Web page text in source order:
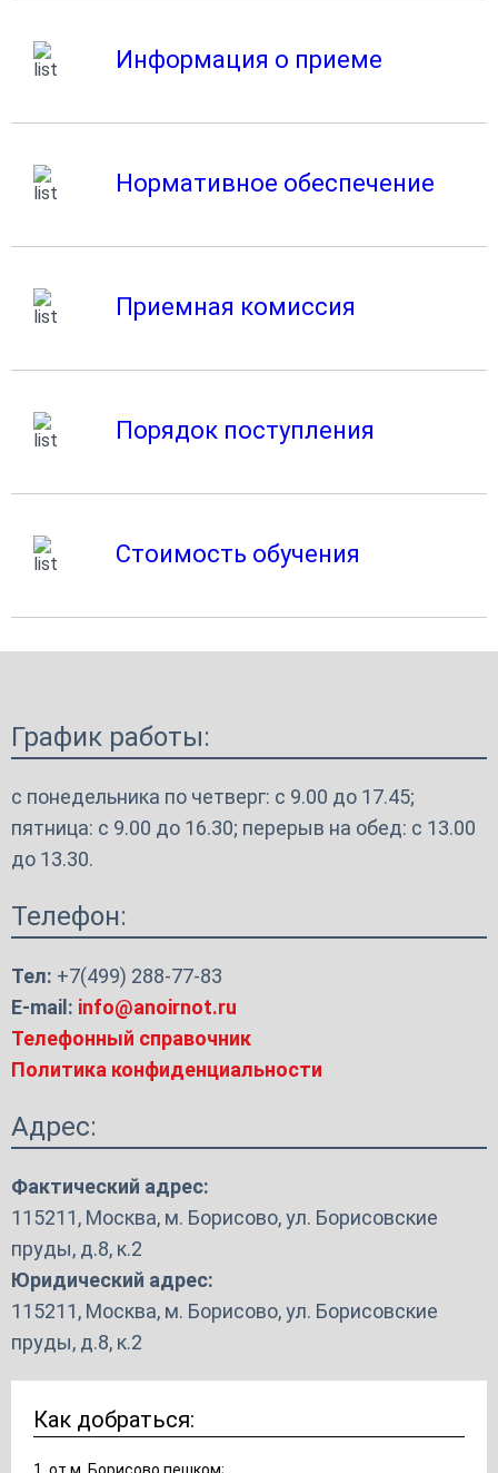
Информация о приеме
Нормативное обеспечение
Приемная комиссия
Порядок поступления
Стоимость обучения
График работы:
с понедельника по четверг: с 9.00 до 17.45;
пятница: с 9.00 до 16.30; перерыв на обед: с 13.00
до 13.30.
Телефон:
Тел: +7(499) 288-77-83
E-mail: info@anoirnot.ru
Телефонный справочник
Политика конфиденциальности
Адрес:
Фактический адрес:
115211, Москва, м. Борисово, ул. Борисовские
пруды, д.8, к.2
Юридический адрес:
115211, Москва, м. Борисово, ул. Борисовские
пруды, д.8, к.2
Как добраться: